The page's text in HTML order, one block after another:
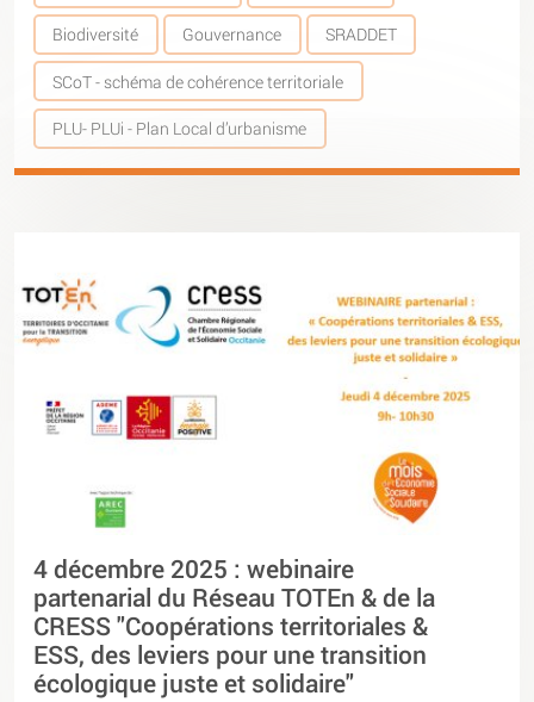
Biodiversité Gouvernance SRADDET
SCoT - schéma de cohérence territoriale
PLU- PLUi - Plan Local d’urbanisme
4 décembre 2025 : webinaire
partenarial du Réseau TOTEn & de la
CRESS "Coopérations territoriales &
ESS, des leviers pour une transition
écologique juste et solidaire"